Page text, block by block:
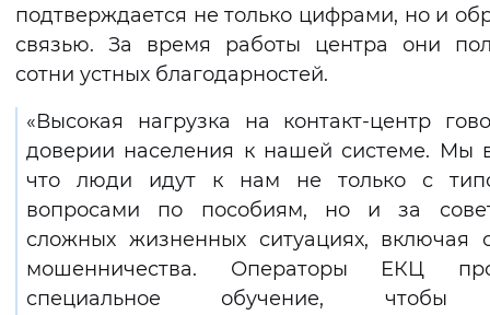
подтверждается не только цифрами, но и
связью. За время работы центра они
сотни устных благодарностей.
«Высокая нагрузка на контакт-центр
доверии населения к нашей системе. Мы
что люди идут к нам не только с
вопросами по пособиям, но и за
сложных жизненных ситуациях, включая
мошенничества. Операторы ЕКЦ
специальное обучение, чтобы